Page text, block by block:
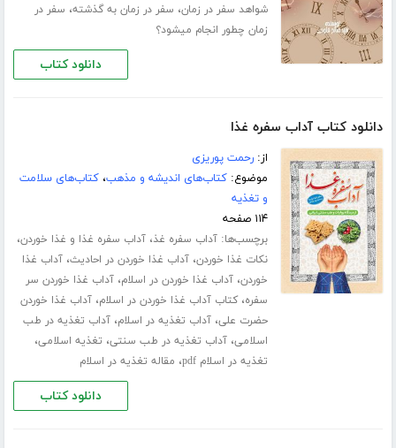
شواهد سفر در زمان، سفر در زمان به گذشته، سفر در
زمان چطور انجام میشود؟
دانلود کتاب
دانلود کتاب آداب سفره غذا
از:رحمت پوریزی
موضوع:کتاب‌های اندیشه و مذهب،کتاب‌های سلامت
و تغذیه
۱۱۴ صفحه
برچسب‌ها:آداب سفره غذ،آداب سفره غذا و غذا خوردن،
نکات غذا خوردن،آداب غذا خوردن در احادیث،آداب غذا
خوردن،آداب غذا خوردن در اسلام،آداب غذا خوردن سر
سفره،کتاب آداب غذا خوردن در اسلام،آداب غذا خوردن
حضرت علی،آداب تغذیه در اسلام،آداب تغذیه در طب
اسلامی،آداب تغذیه در طب سنتی، تغذیه اسلامی،
تغذیه در اسلام pdf ، مقاله تغذیه در اسلام
دانلود کتاب